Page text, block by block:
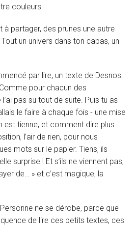
couleurs.
à partager, des prunes une autre
un univers dans ton cabas, un
par lire, un texte de Desnos.
pour chacun des
pas su tout de suite. Puis tu as
le faire à chaque fois - une mise
est tienne, et comment dire plus
l’air de rien, pour nous
mots sur le papier. Tiens, ils
surprise ! Et s’ils ne viennent pas,
de… » et c’est magique, la
ne se dérobe, parce que
de lire ces petits textes, ces